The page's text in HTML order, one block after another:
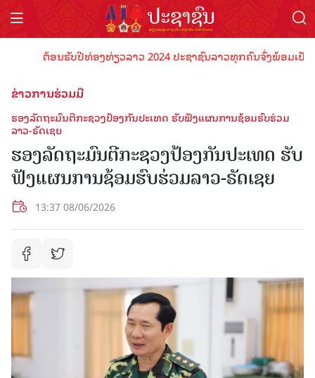
ຕ້ອນຮັບປີທ່ອງທ່ຽວລາວ 2024 ປະຊາຊົນລາວທຸກຄົນຈົ່ງພ້ອມເປັນເ
ຂ່າວການຮ່ວມມື
ຮອງລັດຖະມົນຕີກະຊວງປ້ອງກັນປະເທດ ຮັບຟັງແຜນການຊ້ອມຮົບຮ່ວມ
ລາວ-ຣັດເຊຍ
ຮອງລັດຖະມົນຕີກະຊວງປ້ອງກັນປະເທດ ຮັບ
ຟັງແຜນການຊ້ອມຮົບຮ່ວມລາວ-ຣັດເຊຍ
13:37 08/06/2026